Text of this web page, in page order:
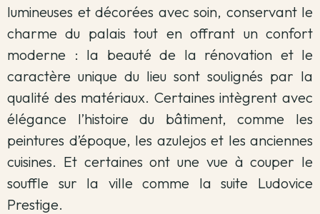
lumineuses et décorées avec soin, conservant le
charme du palais tout en offrant un confort
moderne : la beauté de la rénovation et le
caractère unique du lieu sont soulignés par la
qualité des matériaux. Certaines intègrent avec
élégance l’histoire du bâtiment, comme les
peintures d’époque, les azulejos et les anciennes
cuisines. Et certaines ont une vue à couper le
souffle sur la ville comme la suite Ludovice
Prestige.